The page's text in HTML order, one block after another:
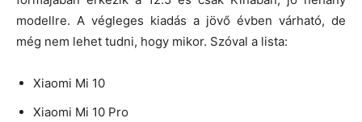
modellre. A végleges kiadás a jövő évben várható, de
még nem lehet tudni, hogy mikor. Szóval a lista:
Xiaomi Mi 10
Xiaomi Mi 10 Pro